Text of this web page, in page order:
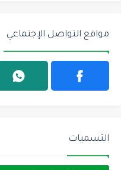
مواقع التواصل الإجتماعي
التسميات